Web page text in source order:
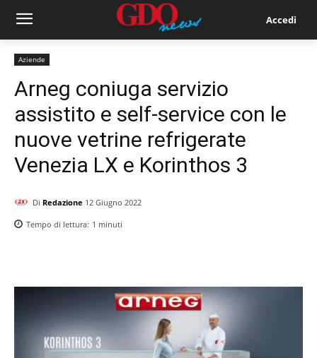
Accedi
Aziende
Arneg coniuga servizio
assistito e self-service con le
nuove vetrine refrigerate
Venezia LX e Korinthos 3
Di Redazione 12 Giugno 2022
Tempo di lettura: 1 minuti